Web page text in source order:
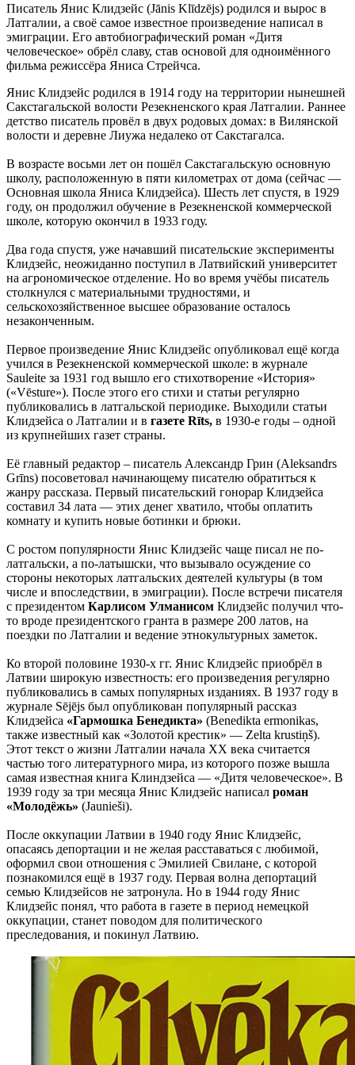
Писатель Янис Клидзейс (Jānis Klīdzējs) родился и вырос в
Латгалии, а своё самое известное произведение написал в
эмиграции. Его автобиографический роман «Дитя
человеческое» обрёл славу, став основой для одноимённого
фильма режиссёра Яниса Стрейчса.
Янис Клидзейс родился в 1914 году на территории нынешней
Сакстагальской волости Резекненского края Латгалии. Раннее
детство писатель провёл в двух родовых домах: в Вилянской
волости и деревне Лиужа недалеко от Сакстагалса.
В возрасте восьми лет он пошёл Сакстагальскую основную
школу, расположенную в пяти километрах от дома (сейчас —
Основная школа Яниса Клидзейса). Шесть лет спустя, в 1929
году, он продолжил обучение в Резекненской коммерческой
школе, которую окончил в 1933 году.
Два года спустя, уже начавший писательские эксперименты
Клидзейс, неожиданно поступил в Латвийский университет
на агрономическое отделение. Но во время учёбы писатель
столкнулся с материальными трудностями, и
сельскохозяйственное высшее образование осталось
незаконченным.
Первое произведение Янис Клидзейс опубликовал ещё когда
учился в Резекненской коммерческой школе: в журнале
Sauleite за 1931 год вышло его стихотворение «История»
(«Vēsture»). После этого его стихи и статьи регулярно
публиковались в латгальской периодике. Выходили статьи
Клидзейса о Латгалии и в газете Rīts, в 1930-е годы – одной
из крупнейших газет страны.
Её главный редактор – писатель Александр Грин (Aleksandrs
Grīns) посоветовал начинающему писателю обратиться к
жанру рассказа. Первый писательский гонорар Клидзейса
составил 34 лата — этих денег хватило, чтобы оплатить
комнату и купить новые ботинки и брюки.
С ростом популярности Янис Клидзейс чаще писал не по-
латгальски, а по-латышски, что вызывало осуждение со
стороны некоторых латгальских деятелей культуры (в том
числе и впоследствии, в эмиграции). После встречи писателя
с президентом Карлисом Улманисом Клидзейс получил что-
то вроде президентского гранта в размере 200 латов, на
поездки по Латгалии и ведение этнокультурных заметок.
Ко второй половине 1930-х гг. Янис Клидзейс приобрёл в
Латвии широкую известность: его произведения регулярно
публиковались в самых популярных изданиях. В 1937 году в
журнале Sējējs был опубликован популярный рассказ
Клидзейса «Гармошка Бенедикта» (Benedikta ermonikas,
также известный как «Золотой крестик» — Zelta krustiņš).
Этот текст о жизни Латгалии начала XX века считается
частью того литературного мира, из которого позже вышла
самая известная книга Клиндзейса — «Дитя человеческое». В
1939 году за три месяца Янис Клидзейс написал роман
«Молодёжь» (Jaunieši).
После оккупации Латвии в 1940 году Янис Клидзейс,
опасаясь депортации и не желая расставаться с любимой,
оформил свои отношения с Эмилией Свилане, с которой
познакомился ещё в 1937 году. Первая волна депортаций
семью Клидзейсов не затронула. Но в 1944 году Янис
Клидзейс понял, что работа в газете в период немецкой
оккупации, станет поводом для политического
преследования, и покинул Латвию.